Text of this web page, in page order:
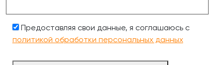
Предоставляя свои данные, я соглашаюсь с
политикой обработки персональных данных